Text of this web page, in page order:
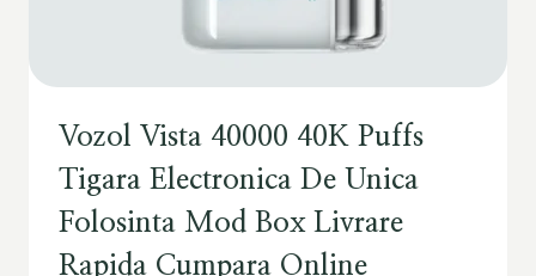
Vozol Vista 40000 40K Puffs
Tigara Electronica De Unica
Folosinta Mod Box Livrare
Rapida Cumpara Online